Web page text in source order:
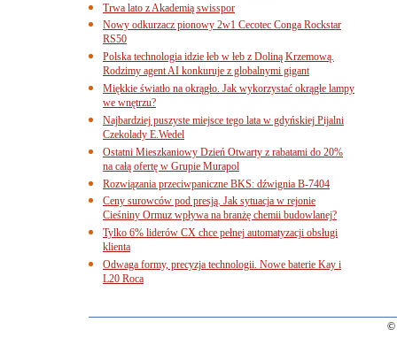
Trwa lato z Akademią swisspor
Nowy odkurzacz pionowy 2w1 Cecotec Conga Rockstar
RS50
Polska technologia idzie łeb w łeb z Doliną Krzemową.
Rodzimy agent AI konkuruje z globalnymi gigant
Miękkie światło na okrągło. Jak wykorzystać okrągłe lampy
we wnętrzu?
Najbardziej puszyste miejsce tego lata w gdyńskiej Pijalni
Czekolady E.Wedel
Ostatni Mieszkaniowy Dzień Otwarty z rabatami do 20%
na całą ofertę w Grupie Murapol
Rozwiązania przeciwpaniczne BKS: dźwignia B-7404
Ceny surowców pod presją. Jak sytuacja w rejonie
Cieśniny Ormuz wpływa na branżę chemii budowlanej?
Tylko 6% liderów CX chce pełnej automatyzacji obsługi
klienta
Odwaga formy, precyzja technologii. Nowe baterie Kay i
L20 Roca
©